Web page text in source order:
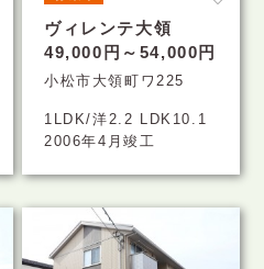
ヴィレンテ大領
49,000円～54,000円
小松市大領町ワ225
1LDK/洋2.2 LDK10.1
2006年4月竣工